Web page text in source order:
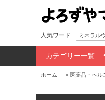
人気ワード ミネラル
カテゴリー一覧
ホーム > 医薬品・ヘル